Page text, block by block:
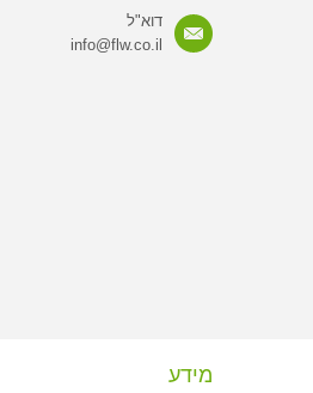
דוא"ל
info@flw.co.il
מידע